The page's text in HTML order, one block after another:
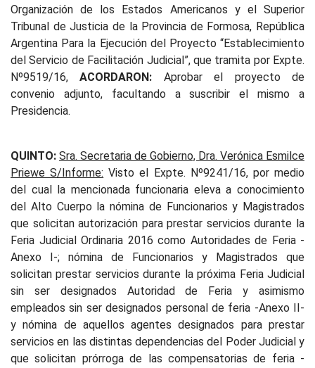
Organización de los Estados Americanos y el Superior
Tribunal de Justicia de la Provincia de Formosa, República
Argentina Para la Ejecución del Proyecto “Establecimiento
del Servicio de Facilitación Judicial”, que tramita por Expte.
Nº9519/16,ACORDARON: Aprobar el proyecto de
convenio adjunto, facultando a suscribir el mismo a
Presidencia.
QUINTO: Sra. Secretaria de Gobierno, Dra. Verónica Esmilce
Priewe S/Informe: Visto el Expte. Nº9241/16, por medio
del cual la mencionada funcionaria eleva a conocimiento
del Alto Cuerpo la nómina de Funcionarios y Magistrados
que solicitan autorización para prestar servicios durante la
Feria Judicial Ordinaria 2016 como Autoridades de Feria -
Anexo I-; nómina de Funcionarios y Magistrados que
solicitan prestar servicios durante la próxima Feria Judicial
sin ser designados Autoridad de Feria y asimismo
empleados sin ser designados personal de feria -Anexo II-
y nómina de aquellos agentes designados para prestar
servicios en las distintas dependencias del Poder Judicial y
que solicitan prórroga de las compensatorias de feria -